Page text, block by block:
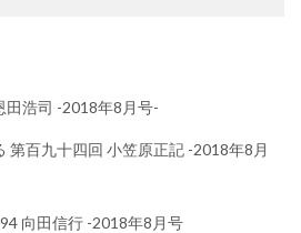
田浩司 -2018年8月号-
第百九十四回 小笠原正記 -2018年8月
向田信行 -2018年8月号